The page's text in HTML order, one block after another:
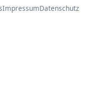
ImpressumDatenschutz